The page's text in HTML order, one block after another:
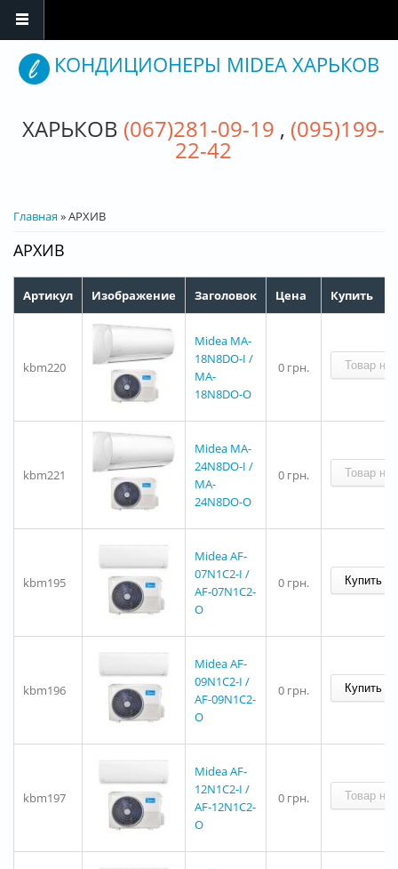
КОНДИЦИОНЕРЫ MIDEA ХАРЬКОВ
ХАРЬКОВ (067)281-09-19 , (095)199-
22-42
ВЫ ЗДЕСЬ
Главная» АРХИВ
АРХИВ
Артикул Изображение Заголовок Цена Купить
kbm220
Midea MA-
18N8DO-I /
MA-
18N8DO-O
0 грн.
kbm221
Midea MA-
24N8DO-I /
MA-
24N8DO-O
0 грн.
kbm195
Midea AF-
07N1C2-I /
AF-07N1C2-
O
0 грн.
kbm196
Midea AF-
09N1C2-I /
AF-09N1C2-
O
0 грн.
kbm197
Midea AF-
12N1C2-I /
AF-12N1C2-
O
0 грн.